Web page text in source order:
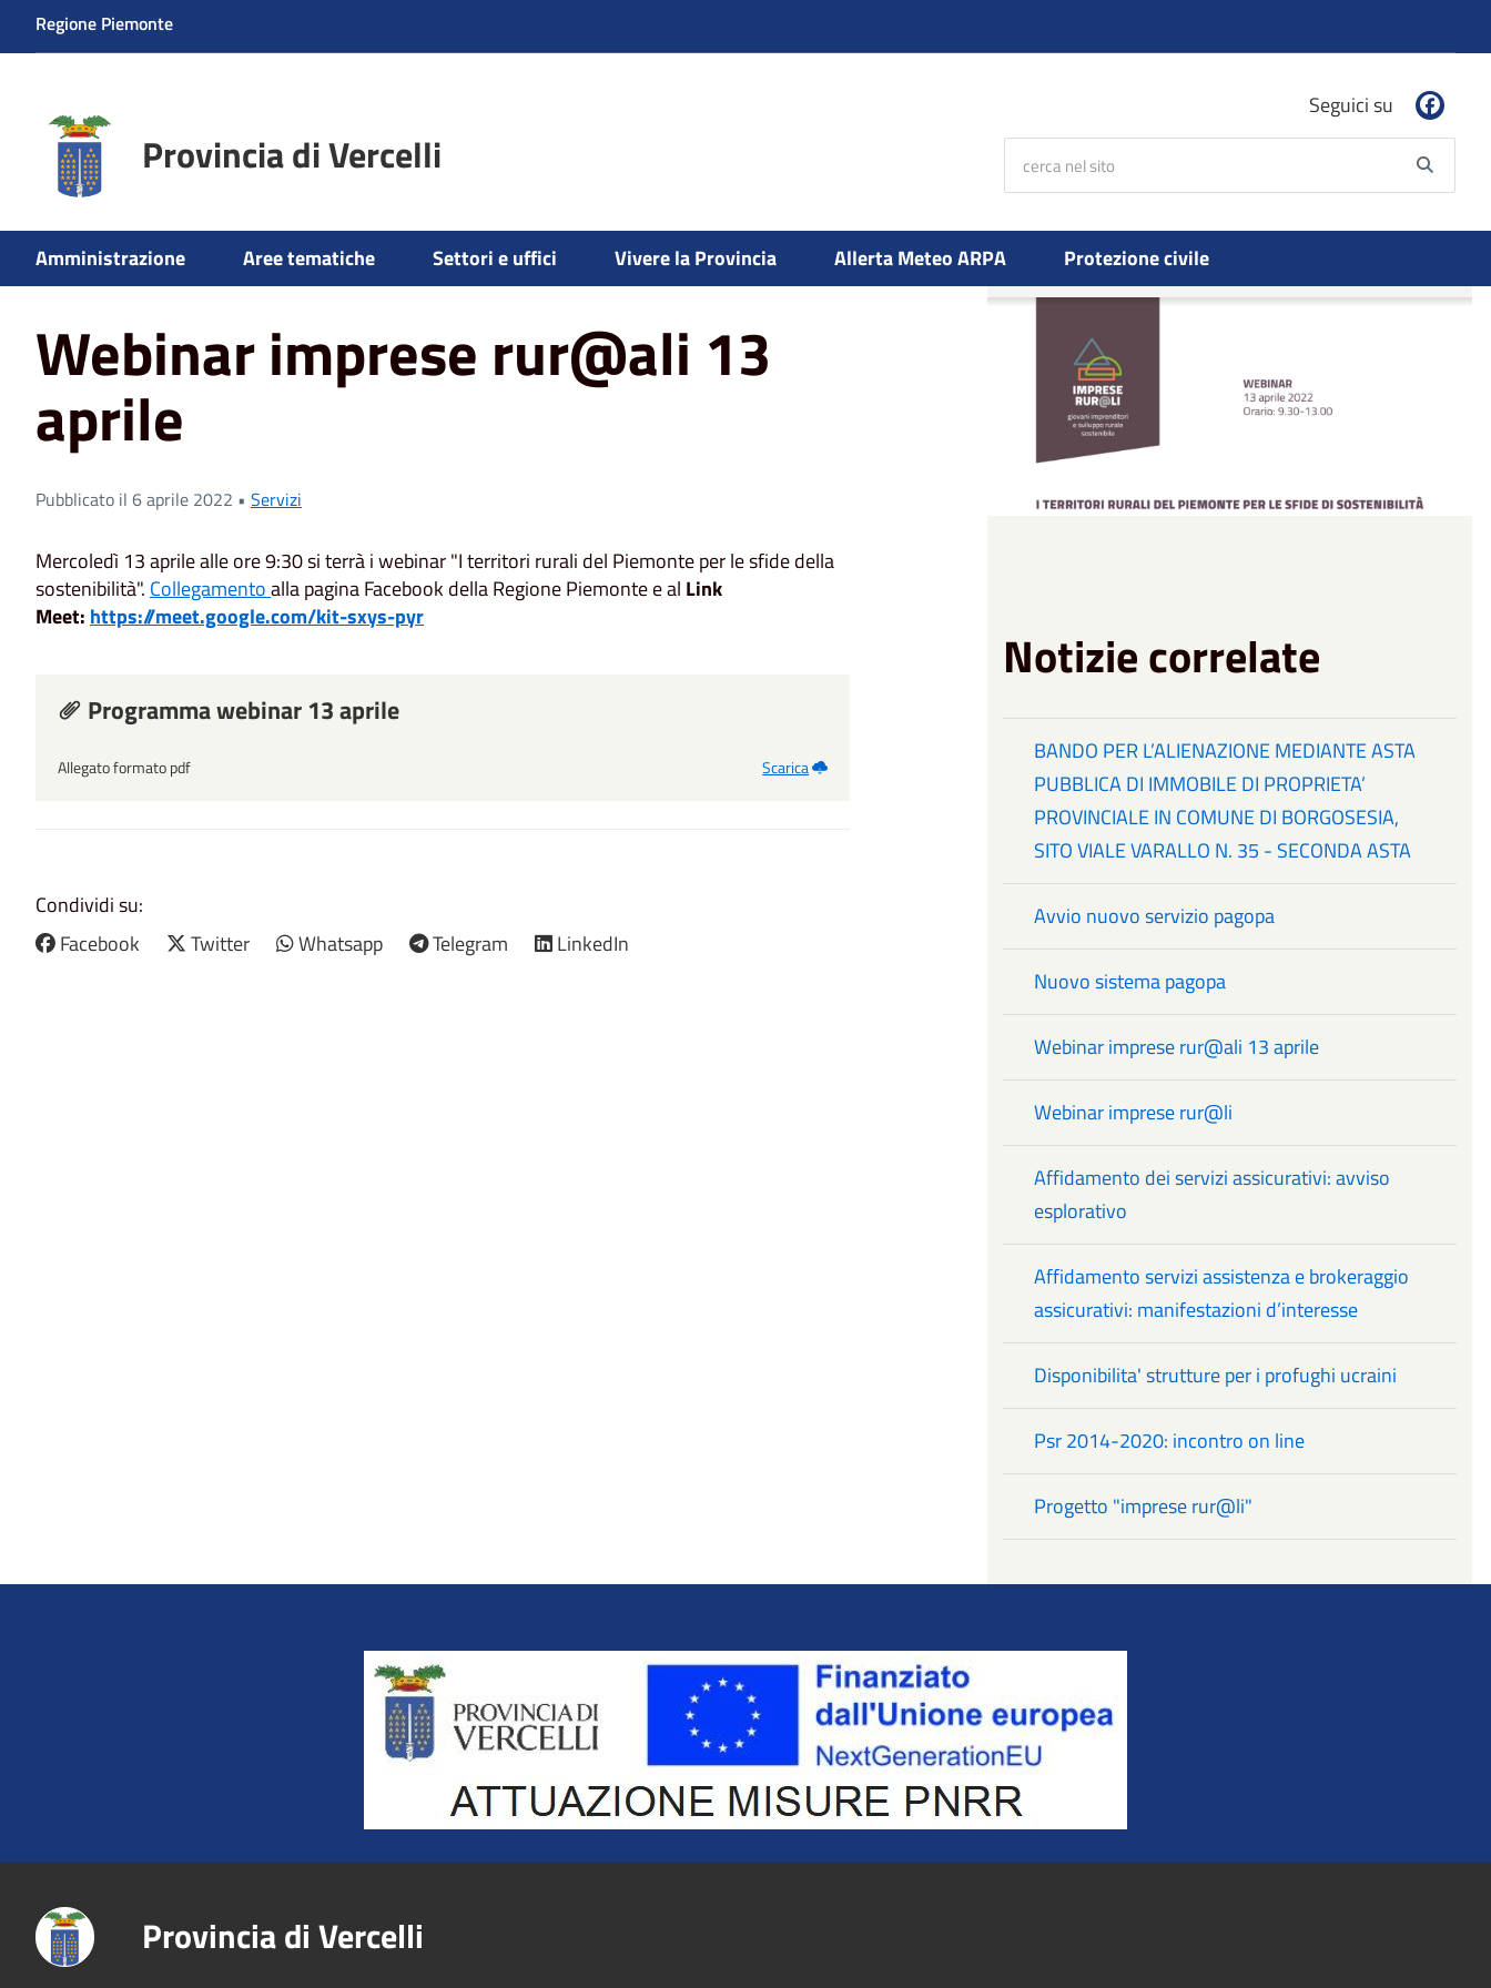
Regione Piemonte
Provincia di Vercelli
Seguici su
Amministrazione Aree tematiche Settori e uffici Vivere la Provincia Allerta Meteo ARPA Protezione civile
Home News Webinar imprese rur@ali 13 aprile
Webinar imprese rur@ali 13
aprile
Pubblicato il 6 aprile 2022 • Servizi
Mercoledì 13 aprile alle ore 9:30 si terrà i webinar "I territori rurali del Piemonte per le sfide della
sostenibilità". Collegamentoalla pagina Facebook della Regione Piemonte e al Link
Meet: https://meet.google.com/kit-sxys-pyr
Programma webinar 13 aprile
Allegato formato pdf Scarica
Condividi su:
Facebook
Twitter Whatsapp Telegram LinkedIn
Notizie correlate
BANDO PER L’ALIENAZIONE MEDIANTE ASTA
PUBBLICA DI IMMOBILE DI PROPRIETA’
PROVINCIALE IN COMUNE DI BORGOSESIA,
SITO VIALE VARALLO N. 35 - SECONDA ASTA
Avvio nuovo servizio pagopa
Nuovo sistema pagopa
Webinar imprese rur@ali 13 aprile
Webinar imprese rur@li
Affidamento dei servizi assicurativi: avviso
esplorativo
Affidamento servizi assistenza e brokeraggio
assicurativi: manifestazioni d’interesse
Disponibilita' strutture per i profughi ucraini
Psr 2014-2020: incontro on line
Progetto "imprese rur@li"
Title
Provincia di Vercelli